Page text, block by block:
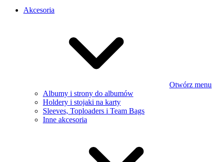
Akcesoria
Otwórz menu
Albumy i strony do albumów
Holdery i stojaki na karty
Sleeves, Toploaders i Team Bags
Inne akcesoria